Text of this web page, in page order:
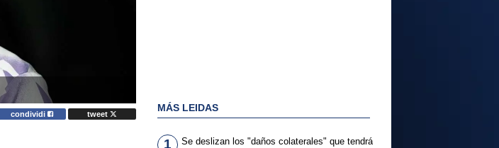
condividi tweet
MÁS LEIDAS
1
Se deslizan los "daños colaterales" que tendrá